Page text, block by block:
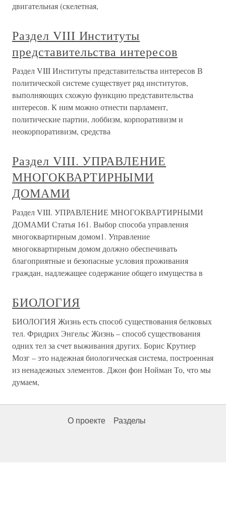
двигательная (скелетная,
Раздел VIII Институты
представительства интересов
Раздел VIII Институты представительства интересов В
политической системе существует ряд институтов,
выполняющих схожую функцию представительства
интересов. К ним можно отнести парламент,
политические партии, лоббизм, корпоративизм и
неокорпоративизм, средства
Раздел VIII. УПРАВЛЕНИЕ
МНОГОКВАРТИРНЫМИ
ДОМАМИ
Раздел VIII. УПРАВЛЕНИЕ МНОГОКВАРТИРНЫМИ
ДОМАМИ Статья 161. Выбор способа управления
многоквартирным домом1. Управление
многоквартирным домом должно обеспечивать
благоприятные и безопасные условия проживания
граждан, надлежащее содержание общего имущества в
БИОЛОГИЯ
БИОЛОГИЯ Жизнь есть способ существования белковых
тел. Фридрих Энгельс Жизнь – способ существования
одних тел за счет выживания других. Борис Крутиер
Мозг – это надежная биологическая система, построенная
из ненадежных элементов. Джон фон Нойман То, что мы
думаем,
О проекте Разделы